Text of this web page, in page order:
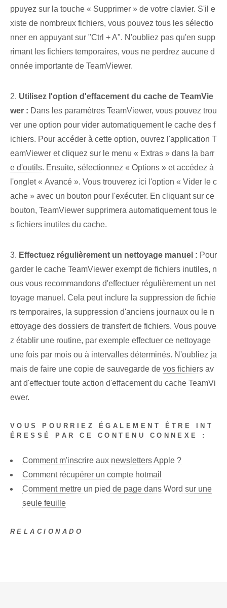
ppuyez sur la touche « Supprimer » de votre clavier. S'il e
xiste de nombreux fichiers, vous pouvez tous les sélectio
nner en appuyant sur "Ctrl + A". N'oubliez pas qu'en supp
rimant les fichiers temporaires, vous ne perdrez aucune d
onnée importante de TeamViewer.
2. Utilisez l'option d'effacement du cache de TeamVie
wer : Dans les paramètres TeamViewer, vous pouvez trou
ver une option pour vider automatiquement le cache des f
ichiers. Pour accéder à cette option, ouvrez l'application T
eamViewer et cliquez sur le menu « Extras » dans la barr
e d'outils. Ensuite, sélectionnez « Options » et accédez à
l'onglet « Avancé ». Vous trouverez ici l'option « Vider le c
ache » avec un bouton pour l'exécuter. En cliquant sur ce
bouton, TeamViewer supprimera automatiquement tous le
s fichiers inutiles du cache.
3. Effectuez régulièrement un nettoyage manuel : Pour
garder le cache TeamViewer exempt de fichiers inutiles, n
ous vous recommandons d'effectuer régulièrement un net
toyage manuel. Cela peut inclure la suppression de fichie
rs temporaires, la suppression d'anciens journaux ou le n
ettoyage des dossiers de transfert de fichiers. Vous pouve
z établir une routine, par exemple effectuer ce nettoyage
une fois par mois ou à intervalles déterminés. N'oubliez ja
mais de faire une copie de sauvegarde de vos fichiers av
ant d'effectuer toute action d'effacement du cache TeamVi
ewer.
VOUS POURRIEZ ÉGALEMENT ÊTRE INT
ÉRESSÉ PAR CE CONTENU CONNEXE :
Comment m'inscrire aux newsletters Apple ?
Comment récupérer un compte hotmail
Comment mettre un pied de page dans Word sur une
seule feuille
RELACIONADO